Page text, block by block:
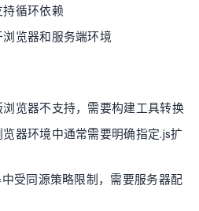
持循环依赖
浏览器和服务端环境
浏览器不支持，需要构建工具转换
览器环境中通常需要明确指定.js扩
受同源策略限制，需要服务器配